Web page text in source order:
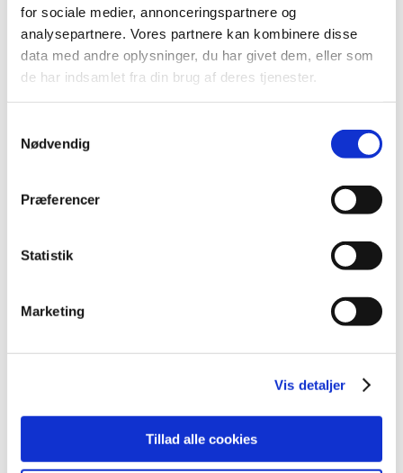
for sociale medier, annonceringspartnere og
analysepartnere. Vores partnere kan kombinere disse
data med andre oplysninger, du har givet dem, eller som
de har indsamlet fra din brug af deres tjenester.
Nødvendig
Præferencer
Statistik
Marketing
Vis detaljer
Tillad alle cookies
TID
2020 (2)
november (1)
april (4)
2017 (13)